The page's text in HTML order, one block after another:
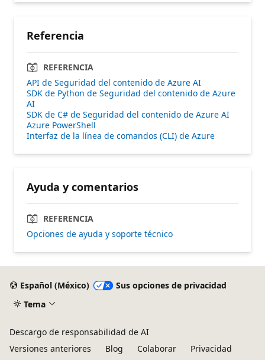
Referencia
REFERENCIA
API de Seguridad del contenido de Azure AI
SDK de Python de Seguridad del contenido de Azure
AI
SDK de C# de Seguridad del contenido de Azure AI
Azure PowerShell
Interfaz de la línea de comandos (CLI) de Azure
Ayuda y comentarios
REFERENCIA
Opciones de ayuda y soporte técnico
Español (México)
Sus opciones de privacidad
Tema
Descargo de responsabilidad de AI
Versiones anteriores
Blog Colaborar
Privacidad